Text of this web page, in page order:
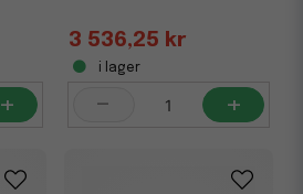
+
3 536,25 kr
i lager
- +